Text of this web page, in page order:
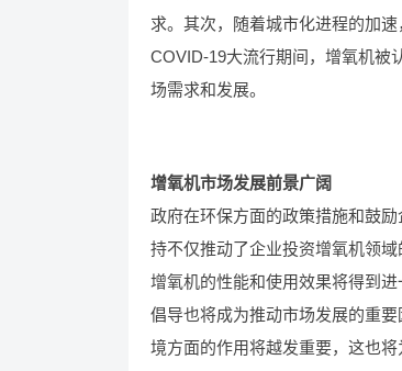
求。其次，随着城市化进程的加
COVID-19大流行期间，增氧机被
场需求和发展。
增氧机市场发展前景广阔
政府在环保方面的政策措施和鼓
持不仅推动了企业投资增氧机领
增氧机的性能和使用效果将得到
倡导也将成为推动市场发展的重
境方面的作用将越发重要，这也将